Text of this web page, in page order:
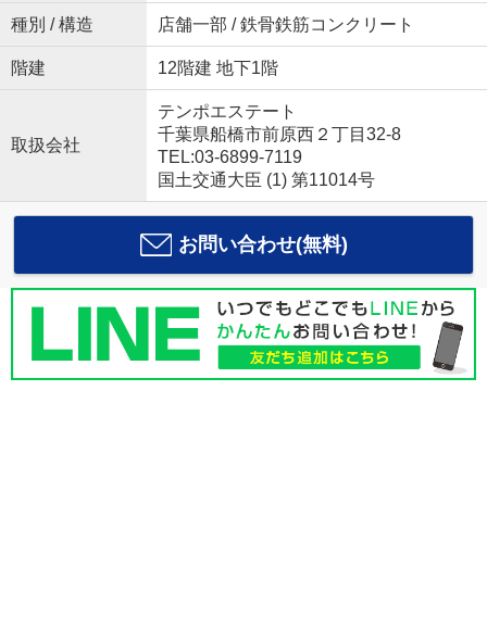
種別 / 構造 店舗一部 / 鉄骨鉄筋コンクリート
階建 12階建 地下1階
取扱会社
テンポエステート
千葉県船橋市前原西２丁目32-8
TEL:03-6899-7119
国土交通大臣 (1) 第11014号
お問い合わせ(無料)